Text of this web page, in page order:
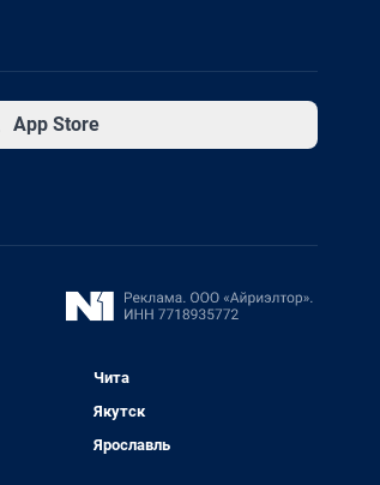
App Store
Чита
Якутск
Ярославль